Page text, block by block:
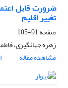
ضرورت قابل
تغییر اقلیم
صفحه91-105
زهره جهانگیری،
مشاهده مقاله